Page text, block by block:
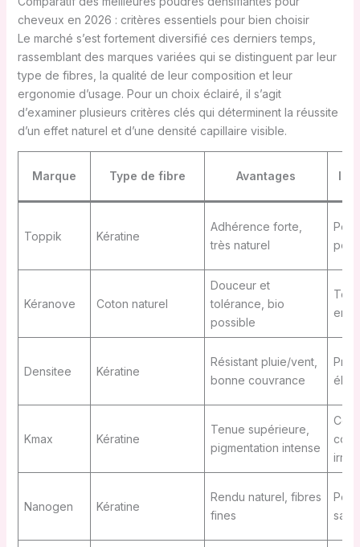
cheveux en 2026 : critères essentiels pour bien choisir
Le marché s’est fortement diversifié ces derniers temps,
rassemblant des marques variées qui se distinguent par leur
type de fibres, la qualité de leur composition et leur
ergonomie d’usage. Pour un choix éclairé, il s’agit
d’examiner plusieurs critères clés qui déterminent la réussite
d’un effet naturel et d’une densité capillaire visible.
Marque Type de fibre Avantages
Toppik Kératine
Adhérence forte,
très naturel
Kéranove Coton naturel
Douceur et
tolérance, bio
possible
en
Densitee Kératine
Résistant pluie/vent,
bonne couvrance
Prix
Kmax Kératine
Tenue supérieure,
pigmentation intense
Nanogen Kératine
Rendu naturel, fibres
fines
Peut